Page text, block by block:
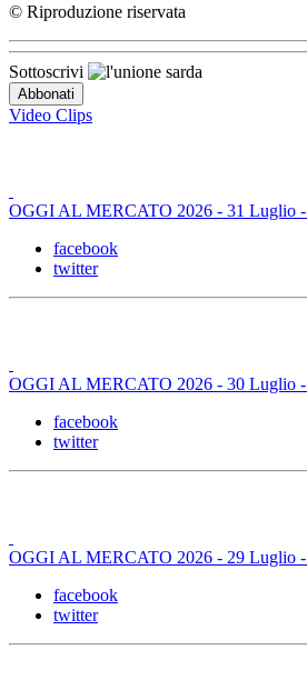
© Riproduzione riservata
Sottoscrivi
Video Clips
OGGI AL MERCATO 2026 - 31 Luglio -
facebook
twitter
OGGI AL MERCATO 2026 - 30 Luglio -
facebook
twitter
OGGI AL MERCATO 2026 - 29 Luglio -
facebook
twitter